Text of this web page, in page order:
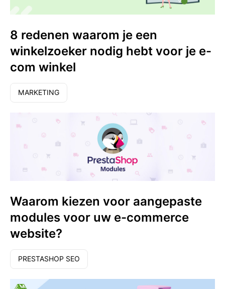
8 redenen waarom je een
winkelzoeker nodig hebt voor je e-
com winkel
MARKETING
Waarom kiezen voor aangepaste
modules voor uw e-commerce
website?
PRESTASHOP SEO